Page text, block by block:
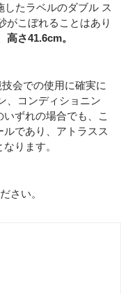
したラベルのダブル ス
がこぼれることはあり
さ41.6cm。
会での使用に確実に
、コンディショニン
ずれの場合でも、こ
であり、アトラスス
ります。
さい。